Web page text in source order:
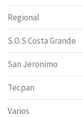
Regional
S.O.S Costa Grande
San Jeronimo
Tecpan
Varios